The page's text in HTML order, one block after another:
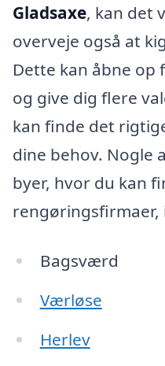
Gladsaxe, kan det
overveje også at
Dette kan åbne
og give dig flere
kan finde det
dine behov. Nogle
byer, hvor du kan
rengøringsfirmaer,
Bagsværd
Værløse
Herlev